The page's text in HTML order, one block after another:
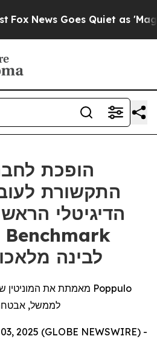
News Goes Quiet as 'Maga
התקשורת
הדיגיטלי
לבינה
לממשל, אבטחת